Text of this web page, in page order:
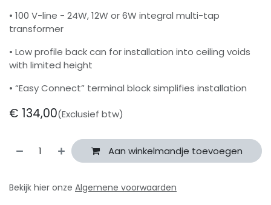
• 100 V-line - 24W, 12W or 6W integral multi-tap
transformer
• Low profile back can for installation into ceiling voids
with limited height
• “Easy Connect” terminal block simplifies installation
€ 134,00(Exclusief btw)
Aan winkelmandje toevoegen
Bekijk hier onze Algemene voorwaarden